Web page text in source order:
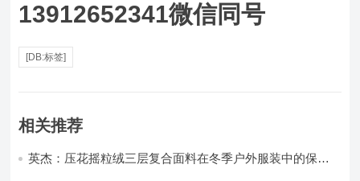
13912652341微信同号
[DB:标签]
相关推荐
英杰：压花摇粒绒三层复合面料在冬季户外服装中的保暖